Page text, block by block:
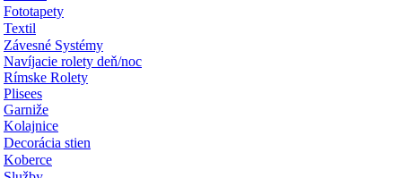
Fototapety
Textil
Závesné Systémy
Navíjacie rolety deň/noc
Rímske Rolety
Plisees
Garniže
Kolajnice
Decorácia stien
Koberce